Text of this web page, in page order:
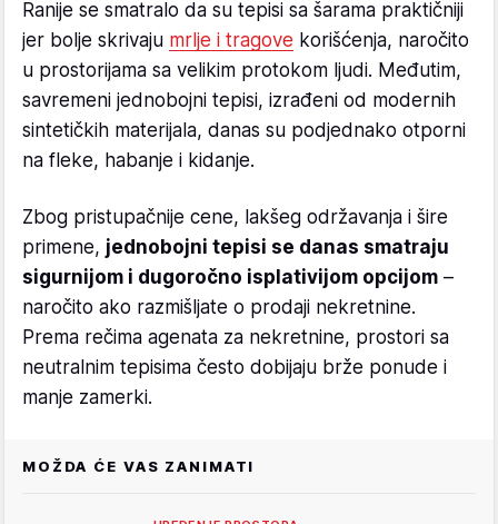
Ranije se smatralo da su tepisi sa šarama praktičniji
jer bolje skrivaju mrlje i tragove korišćenja, naročito
u prostorijama sa velikim protokom ljudi. Međutim,
savremeni jednobojni tepisi, izrađeni od modernih
sintetičkih materijala, danas su podjednako otporni
na fleke, habanje i kidanje.
Zbog pristupačnije cene, lakšeg održavanja i šire
primene, jednobojni tepisi se danas smatraju
sigurnijom i dugoročno isplativijom opcijom –
naročito ako razmišljate o prodaji nekretnine.
Prema rečima agenata za nekretnine, prostori sa
neutralnim tepisima često dobijaju brže ponude i
manje zamerki.
MOŽDA ĆE VAS ZANIMATI